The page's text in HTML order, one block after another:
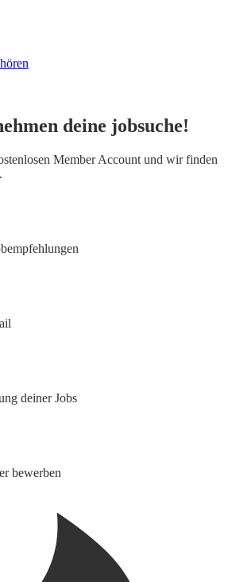
deine jobsuche!
Member Account und wir finden
deiner Jobs
bewerben